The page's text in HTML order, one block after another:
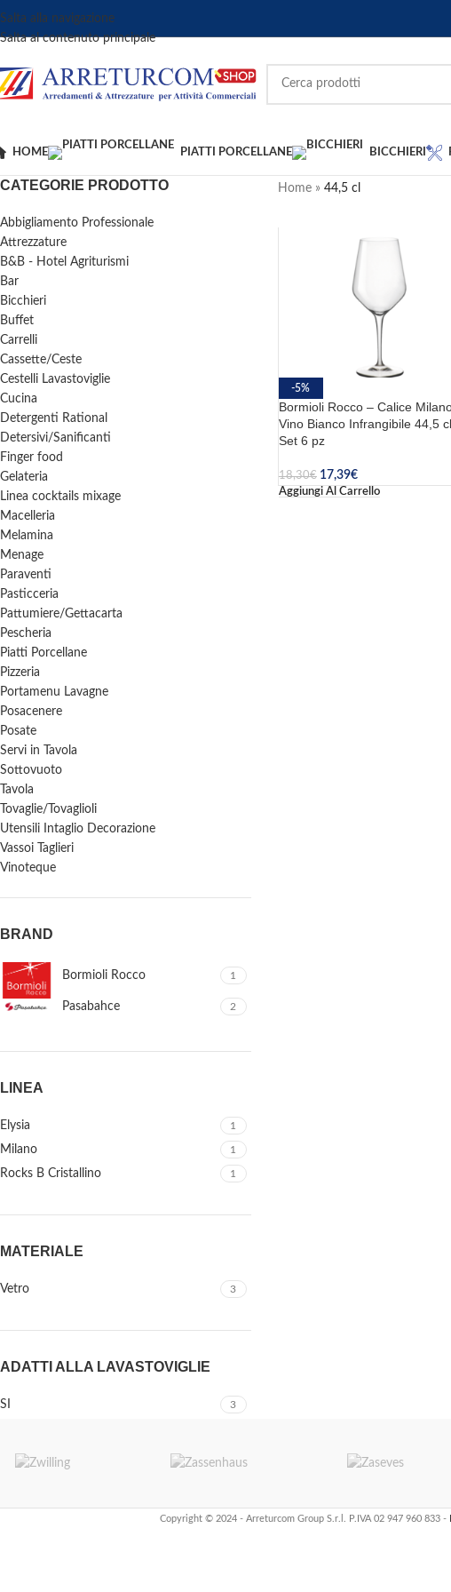
Salta alla navigazione
Salta al contenuto principale
HOME PIATTI PORCELLANE BICCHIERI
CATEGORIE PRODOTTO
Abbigliamento Professionale
Attrezzature
B&B - Hotel Agriturismi
Bar
Bicchieri
Buffet
Carrelli
Cassette/Ceste
Cestelli Lavastoviglie
Cucina
Detergenti Rational
Detersivi/Sanificanti
Finger food
Gelateria
Linea cocktails mixage
Macelleria
Melamina
Menage
Paraventi
Pasticceria
Pattumiere/Gettacarta
Pescheria
Piatti Porcellane
Pizzeria
Portamenu Lavagne
Posacenere
Posate
Servi in Tavola
Sottovuoto
Tavola
Tovaglie/Tovaglioli
Utensili Intaglio Decorazione
Vassoi Taglieri
Vinoteque
BRAND
Bormioli Rocco 1
Pasabahce 2
LINEA
Elysia 1
Milano 1
Rocks B Cristallino 1
MATERIALE
Vetro 3
ADATTI ALLA LAVASTOVIGLIE
SI 3
Home» 44,5 cl
-5%
Bormioli Rocco – Calice
Vino Bianco Infrangibile 44,5
Set 6 pz
18,30€ 17,39€
Aggiungi Al Carrello
Copyright © 2024 - Arreturcom Group S.r.l. P.IVA 02 947 960 833 -